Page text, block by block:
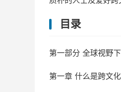
目录
第一部分 全球视野
第一章 什么是跨文